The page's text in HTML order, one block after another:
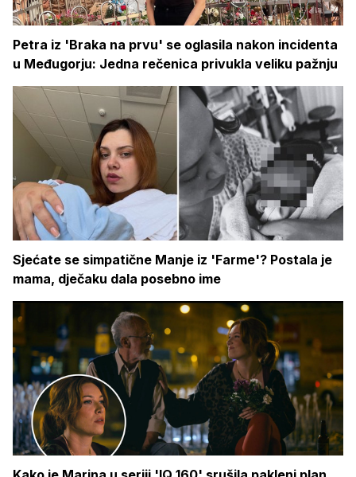
Petra iz 'Braka na prvu' se oglasila nakon incidenta
u Međugorju: Jedna rečenica privukla veliku pažnju
Sjećate se simpatične Manje iz 'Farme'? Postala je
mama, dječaku dala posebno ime